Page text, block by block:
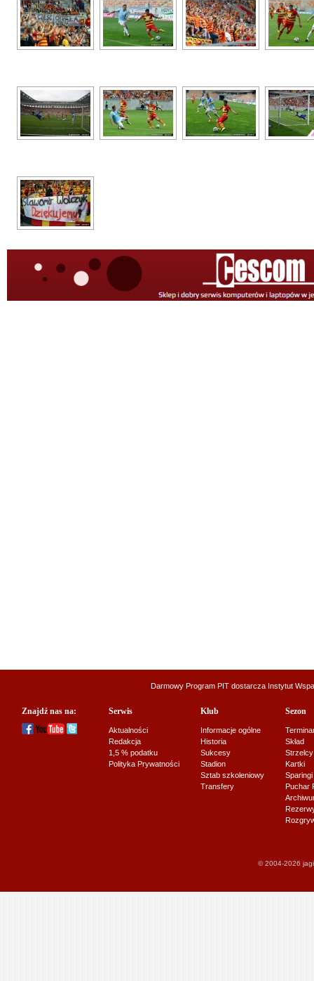
Darmowy Program PIT dostarcza Instytut
Znajdź nas na: Serwis
Aktualności
Redakcja
1,5 % podatku
Polityka Prywatności
Klub
Informacje ogólne
Historia
Sukcesy
Stadion
Sztab szkoleniowy
Transfery
Sezon
Skład
Strzelcy
Kartki
Sparingi
Puchar
© 2004-2026